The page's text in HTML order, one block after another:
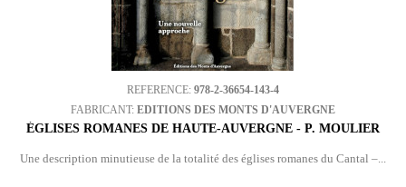
REFERENCE: 978-2-36654-143-4
FABRICANT: EDITIONS DES MONTS D'AUVERGNE
ÉGLISES ROMANES DE HAUTE-AUVERGNE - P. MOULIER
Une description minutieuse de la totalité des églises romanes du Cantal –...